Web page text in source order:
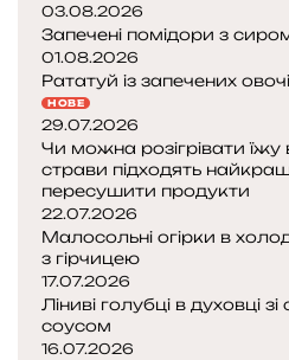
03.08.2026
Запечені помідори з
01.08.2026
Рататуй із запечених
НОВЕ
29.07.2026
Чи можна розігрівати їжу
страви підходять
пересушити продукти
22.07.2026
Малосольні огірки в
з гірчицею
17.07.2026
Ліниві голубці в духовці
соусом
16.07.2026